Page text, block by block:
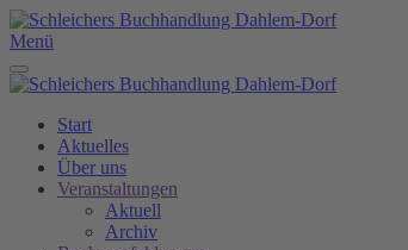
Zum Hauptinhalt springen
Menü
Start
Aktuelles
Über uns
Veranstaltungen
Aktuell
Archiv